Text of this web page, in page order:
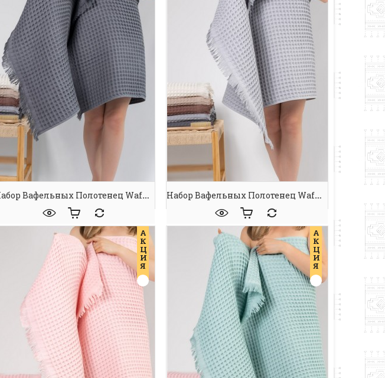
Набор Вафельных Полотенец Waffle Spa Towel Grafit Набор Вафельных Полотенец Waffle Spa Towel L.Grey
А
К
Ц
И
Я
А
К
Ц
И
Я